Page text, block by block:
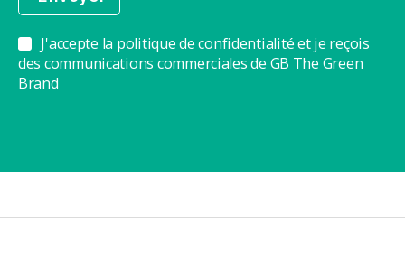
J'accepte la politique de confidentialité et je reçois
des communications commerciales de GB The Green
Brand